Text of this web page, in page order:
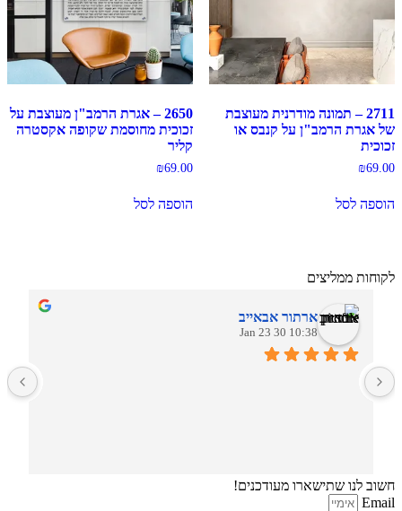
2711 – תמונה מודרנית מעוצבת
של אגרת הרמב"ן על קנבס או
זכוכית
₪69.00
הוספה לסל
2650 – אגרת הרמב"ן מעוצבת על
זכוכית מחוסמת שקופה אקסטרה
קליר
₪69.00
הוספה לסל
לקוחות ממליצים
ארתור אבאייב
10:38 30 Jan 23
חשוב לנו שתישארו מעודכנים!
Email